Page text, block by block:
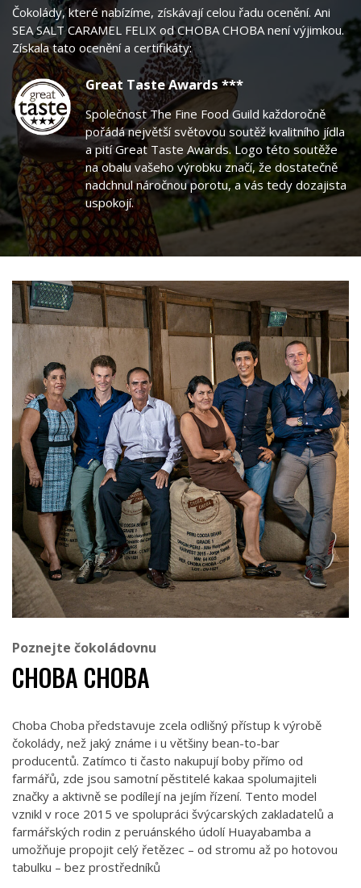
Čokolády, které nabízíme, získávají celou řadu ocenění. Ani
SEA SALT CARAMEL FELIX od CHOBA CHOBA není výjimkou.
Získala tato ocenění a certifikáty:
Great Taste Awards ***
Společnost The Fine Food Guild každoročně
pořádá největší světovou soutěž kvalitního jídla
a pití Great Taste Awards. Logo této soutěže
na obalu vašeho výrobku značí, že dostatečně
nadchnul náročnou porotu, a vás tedy dozajista
uspokojí.
Poznejte čokoládovnu
CHOBA CHOBA
Choba Choba představuje zcela odlišný přístup k výrobě
čokolády, než jaký známe i u většiny bean-to-bar
producentů. Zatímco ti často nakupují boby přímo od
farmářů, zde jsou samotní pěstitelé kakaa spolumajiteli
značky a aktivně se podílejí na jejím řízení. Tento model
vznikl v roce 2015 ve spolupráci švýcarských zakladatelů a
farmářských rodin z peruánského údolí Huayabamba a
umožňuje propojit celý řetězec – od stromu až po hotovou
tabulku – bez prostředníků